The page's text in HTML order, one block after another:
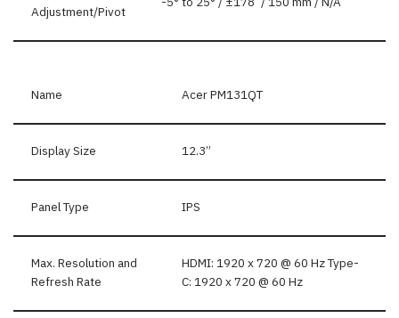
Adjustment/Pivot
Name Acer PM131QT
Display Size 12.3”
Panel Type IPS
Max. Resolution and
Refresh Rate
HDMI: 1920 x 720 @ 60 Hz Type-
C: 1920 x 720 @ 60 Hz